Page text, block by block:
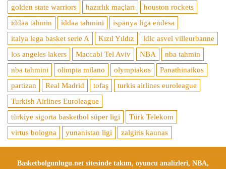
golden state warriors
hazırlık maçları
houston rockets
iddaa tahmin
iddaa tahmini
ispanya liga endesa
italya lega basket serie A
Kızıl Yıldız
ldlc asvel villeurbanne
los angeles lakers
Maccabi Tel Aviv NBA
nba tahmin
nba tahmini
olimpia milano olympiakos
Panathinaikos
partizan
Real Madrid tofaş
turkis airlines euroleague
Turkish Airlines Euroleague
türkiye sigorta basketbol süper ligi
Türk Telekom
virtus bologna
yunanistan ligi zalgiris kaunas
Basketbolgunlugu.net sitesinde takım, oyuncu analizleri, NBA,